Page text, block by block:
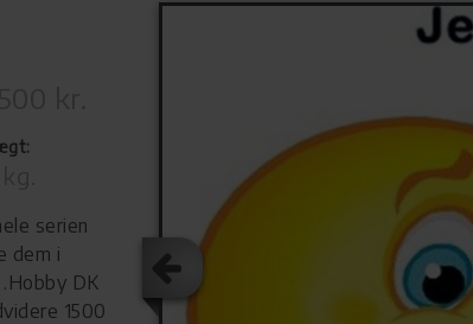
serien
dem i
DK
1500